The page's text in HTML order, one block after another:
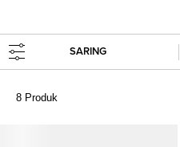
SARING
8 Produk